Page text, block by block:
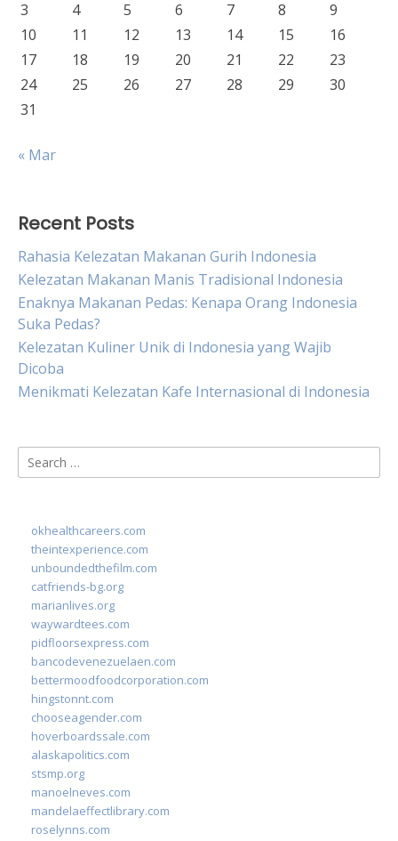
3 4 5 6 7 8
9
10
11 12 13 14 15
16
17
18 19 20 21 22
23
24
25 26 27 28 29
30
31
« Mar
Recent Posts
Rahasia Kelezatan Makanan Gurih Indonesia
Kelezatan Makanan Manis Tradisional Indonesia
Enaknya Makanan Pedas: Kenapa Orang Indonesia
Suka Pedas?
Kelezatan Kuliner Unik di Indonesia yang Wajib
Dicoba
Menikmati Kelezatan Kafe Internasional di Indonesia
Search
for:
okhealthcareers.com
theintexperience.com
unboundedthefilm.com
catfriends-bg.org
marianlives.org
waywardtees.com
pidfloorsexpress.com
bancodevenezuelaen.com
bettermoodfoodcorporation.com
hingstonnt.com
chooseagender.com
hoverboardssale.com
alaskapolitics.com
stsmp.org
manoelneves.com
mandelaeffectlibrary.com
roselynns.com